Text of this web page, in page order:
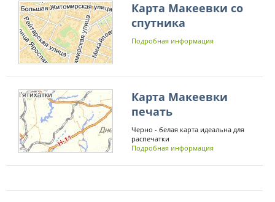
Карта Макеевки со
спутника
Подробная информация
Карта Макеевки
печать
Черно - белая карта идеальна для
распечатки
Подробная информация